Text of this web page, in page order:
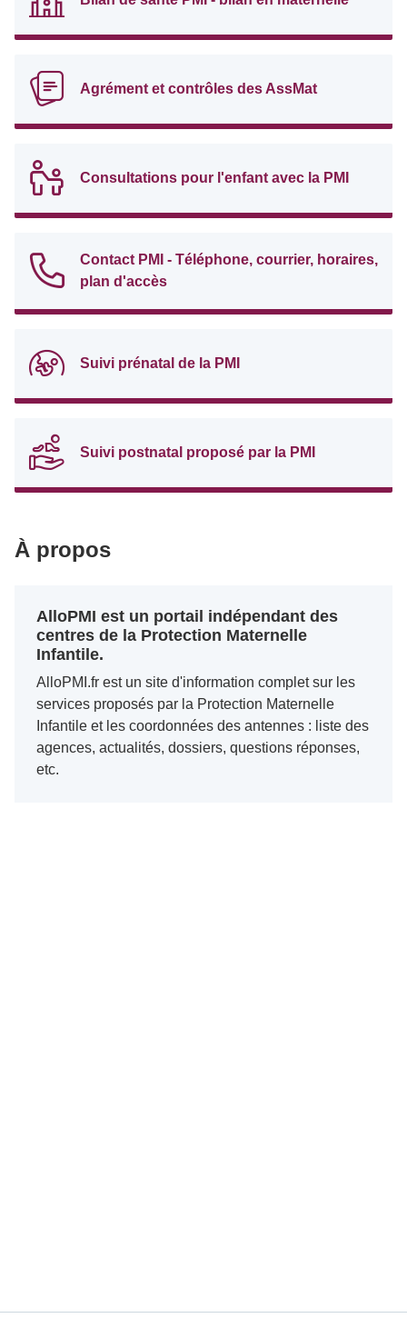
Agrément et contrôles des AssMat
Consultations pour l'enfant avec la PMI
Contact PMI - Téléphone, courrier, horaires,
plan d'accès
Suivi prénatal de la PMI
Suivi postnatal proposé par la PMI
À propos
AlloPMI est un portail indépendant des
centres de la Protection Maternelle
Infantile.
AlloPMI.fr est un site d'information complet sur les
services proposés par la Protection Maternelle
Infantile et les coordonnées des antennes : liste des
agences, actualités, dossiers, questions réponses,
etc.